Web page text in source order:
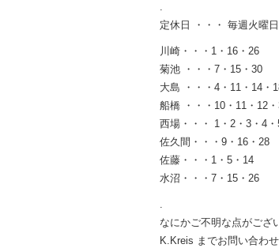
.
定休日 ・・・ 毎週火曜
川崎・・・1・16・26
菊池 ・・・7・15・30
大島 ・・・4・11・14・
船橋 ・・・10・11・12
西場・・・ 1・2・3・4
佐久間・・・9・16・28
佐藤・・・1・5・14
水沼・・・7・15・26
.
なにかご不明な点がござ
K.Kreis までお問い合わせ